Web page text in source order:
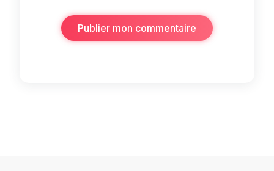
Publier mon commentaire